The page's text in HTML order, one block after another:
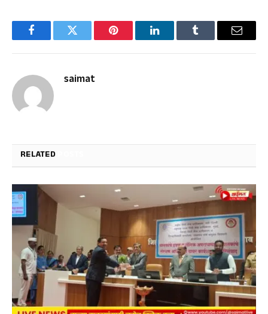
FacebookTwitter Pinterest LinkedInTumblr Email
saimat
RELATED